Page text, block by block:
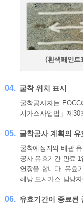
04. 굴착 위치 표시
굴착공사자는
시가스사업법」제
05. 굴착공사 계획의
굴착예정지의 배관
공사 유효기간 만료
연장을 합니다. 유효
해당 도시가스 담당
06. 유효기간이 종료된